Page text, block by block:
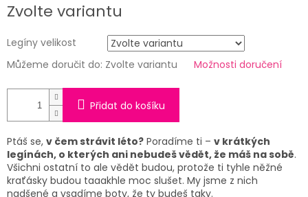
cena:
Zvolte variantu
Legíny velikost
Můžeme doručit do: Zvolte variantu Možnosti doručení
Přidat do košíku
Ptáš se, v čem strávit léto? Poradíme ti – v krátkých
legínách, o kterých ani nebudeš vědět, že máš na sobě.
Všichni ostatní to ale vědět budou, protože ti tyhle něžné
kraťásky budou taaakhle moc slušet. My jsme z nich
nadšené a vsadíme boty, že ty budeš taky.